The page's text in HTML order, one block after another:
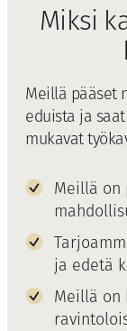
Miksi
Meillä pääset
eduista ja
mukavat
Meillä on
ja edetä
Meillä on